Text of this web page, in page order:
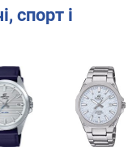
спорт і